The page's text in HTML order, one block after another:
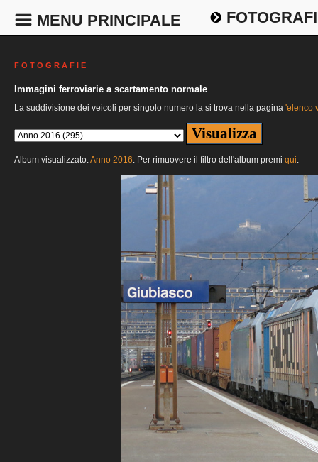
MENU PRINCIPALE
F O T O G R A F I E
Immagini ferroviarie a scartamento normale
La suddivisione dei veicoli per singolo numero la si trova nella pagina 'elenco
Album visualizzato:Anno 2016. Per rimuovere il filtro dell'album premi qui.